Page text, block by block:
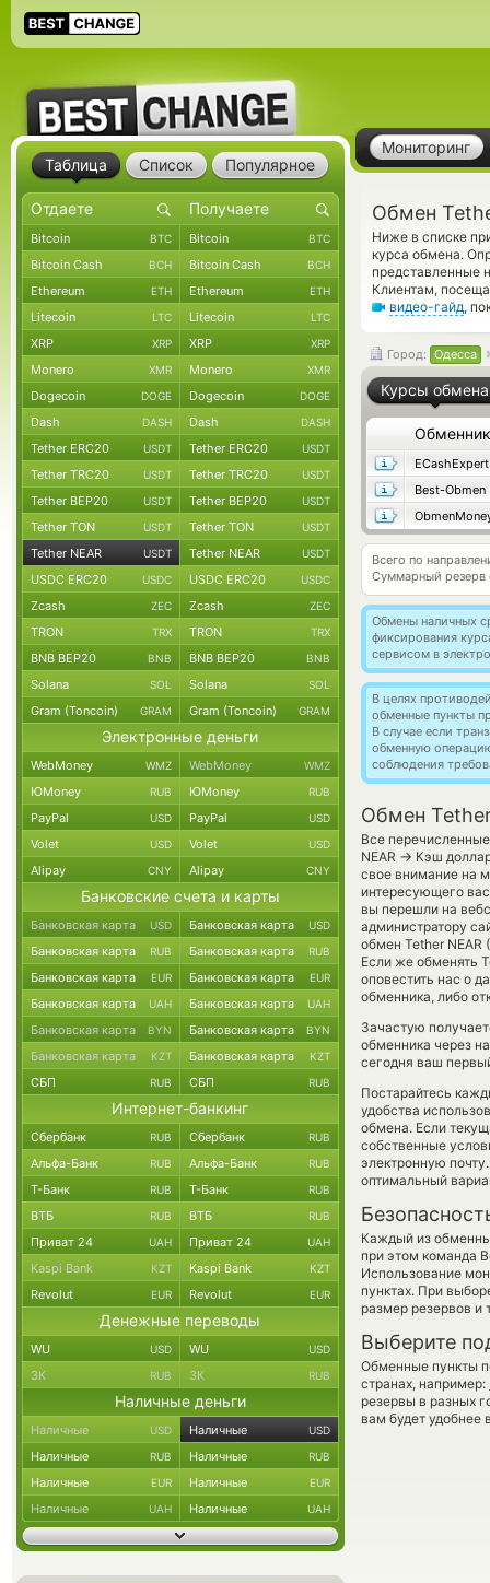
Мониторинг
Обмен
Ниже в списке
курса обмена.
представленные
Клиентам,
видео-гайд,
Город: Одесса
Курсы обмена
Обменник
ECashExpert
Best-Obmen
Всего по
Суммарный резерв
Обмены наличных
фиксирования
сервисом в
В целях
обменные пункты
В случае если
обменную
соблюдения
Обмен
Все
NEAR → Кэш
свое внимание на
интересующего
вы перешли на
администратору
обмен Tether NEAR
Если же обменять
оповестить нас о
обменника, либо
Зачастую
обменника через
сегодня ваш
Постарайтесь
удобства
обмена. Если
собственные
электронную
оптимальный
Каждый из
при этом команда
Использование
пунктах. При
размер резервов и
Выберите
Обменные пункты
странах, например:
резервы в разных
вам будет удобнее
Таблица Список Популярное
Bitcoin BTC Bitcoin BTC
Bitcoin Cash BCH Bitcoin Cash BCH
Ethereum ETH Ethereum ETH
Litecoin LTC Litecoin LTC
XRP XRP XRP XRP
Monero XMR Monero XMR
Dogecoin DOGE Dogecoin DOGE
Dash DASH Dash DASH
Tether ERC20 USDT Tether ERC20 USDT
Tether TRC20 USDT Tether TRC20 USDT
Tether BEP20 USDT Tether BEP20 USDT
Tether TON USDT Tether TON USDT
Tether NEAR USDT Tether NEAR USDT
USDC ERC20 USDC USDC ERC20 USDC
Zcash ZEC Zcash ZEC
TRON TRX TRON TRX
BNB BEP20 BNB BNB BEP20 BNB
Solana SOL Solana SOL
Gram (Toncoin) GRAM Gram (Toncoin) GRAM
Электронные деньги
WebMoney WMZ WebMoney WMZ
ЮMoney RUB ЮMoney RUB
PayPal USD PayPal USD
Volet USD Volet USD
Alipay CNY Alipay CNY
Банковские счета и карты
Банковская карта USD Банковская карта USD
Банковская карта RUB Банковская карта RUB
Банковская карта EUR Банковская карта EUR
Банковская карта UAH Банковская карта UAH
Банковская карта BYN Банковская карта BYN
Банковская карта KZT Банковская карта KZT
СБП RUB СБП RUB
Интернет-банкинг
Сбербанк RUB Сбербанк RUB
Альфа-Банк RUB Альфа-Банк RUB
Т-Банк RUB Т-Банк RUB
ВТБ RUB ВТБ RUB
Приват 24 UAH Приват 24 UAH
Kaspi Bank KZT Kaspi Bank KZT
Revolut EUR Revolut EUR
Денежные переводы
WU USD WU USD
ЗК RUB ЗК RUB
Наличные деньги
Наличные USD Наличные USD
Наличные RUB Наличные RUB
Наличные EUR Наличные EUR
Наличные UAH Наличные UAH